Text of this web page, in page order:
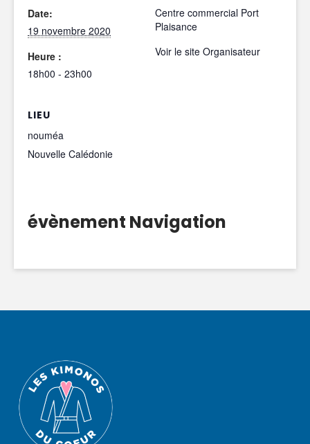
Date:
19 novembre 2020
Heure :
18h00 - 23h00
LIEU
nouméa
Nouvelle Calédonie
Centre commercial Port
Plaisance
Voir le site Organisateur
évènement Navigation